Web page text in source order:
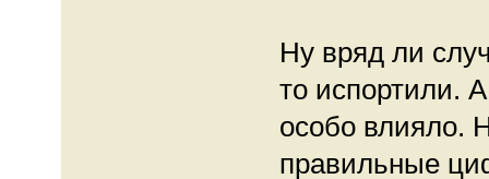
Ну вряд ли
то испортили.
особо влияло.
правильные